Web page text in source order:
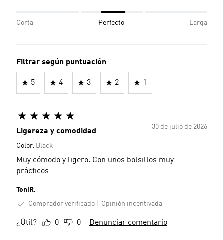
Corta Perfecto Larga
Filtrar según puntuación
5 4 3 2 1
30 de julio de 2026
Ligereza y comodidad
Color: Black
Muy cómodo y ligero. Con unos bolsillos muy
prácticos
ToniR.
Comprador verificado
Opinión incentivada
¿Útil? 0 0 Denunciar comentario